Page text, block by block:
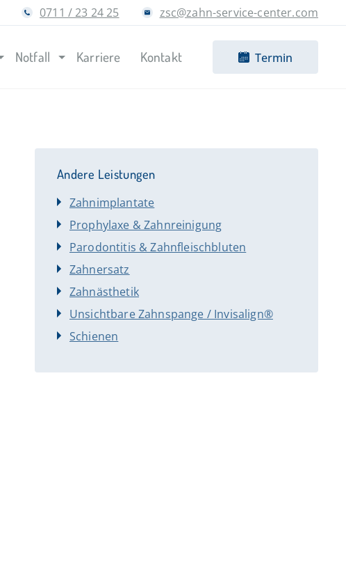
0711 / 23 24 25 zsc@zahn-service-center.com
Notfall Karriere Kontakt Termin
Andere Leistungen
Zahnimplantate
Prophylaxe & Zahnreinigung
Parodontitis & Zahnfleischbluten
Zahnersatz
Zahnästhetik
Unsichtbare Zahnspange / Invisalign®
Schienen